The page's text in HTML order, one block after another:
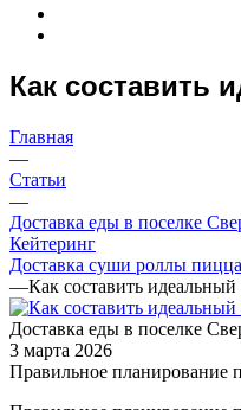
Как составить
Главная
—
Статьи
—
Доставка еды в поселке
Кейтеринг
Доставка суши роллы пицца
—Как составить
Доставка еды в поселке
3 марта 2026
Правильное планирование